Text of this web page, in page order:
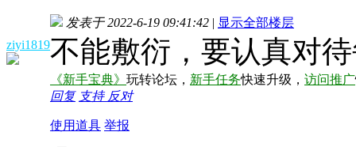
ziyi1819
发表于 2022-6-19 09:41:42 | 显示全部楼层
不能敷衍，要认真对
《新手宝典》 玩转论坛， 新手任务快速升级， 访问推广
回复 支持 反对
使用道具 举报